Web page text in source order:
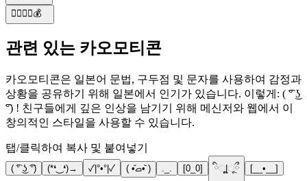
🕵️‍♂️🔎🥚💰
관련 있는 카오모티콘
카오모티콘은 일본어 문법, 구두점 및 문자를 사용하여 감정과
상황을 공유하기 위해 일본에서 인기가 있습니다. 이렇게: ( ͡° ͜ʖ
͡°) ! 친구들에게 깊은 인상을 남기기 위해 메신저와 웹에서 이
창의적인 스타일을 사용할 수 있습니다.
탭/클릭하여 복사 및 붙여넣기
( ͡° ͜ʖ ͡°) (*❛‿❛)→ ✓|°•°|✓ ( •᷄ࡇ•᷅ ) ._. [0_0] ིૂૂ|◌ૂྀ [__•__]